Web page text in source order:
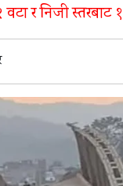
वटा र निजी